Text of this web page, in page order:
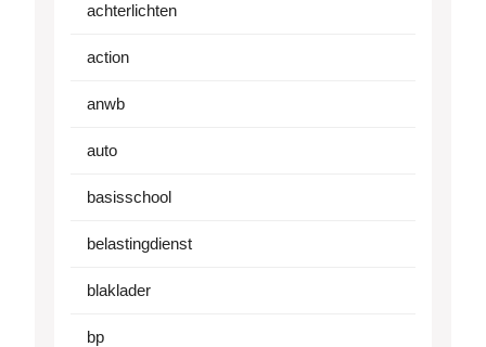
achterlichten
action
anwb
auto
basisschool
belastingdienst
blaklader
bp